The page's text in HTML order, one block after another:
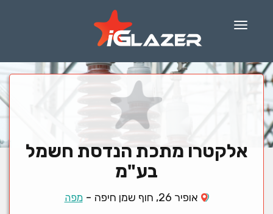
Menu
אלקטרו מתכת הנדסת חשמל
בע"מ
אופיר 26, חוף שמן חיפה -מפה